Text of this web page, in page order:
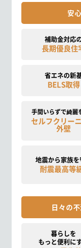
安
補助金対応
長期優良住
省エネの新
BELS取得
手間いらずで綺麗
セルフクリー
外壁
地震から家族を
耐震最高等
日々の
暮らしを
もっと便利に